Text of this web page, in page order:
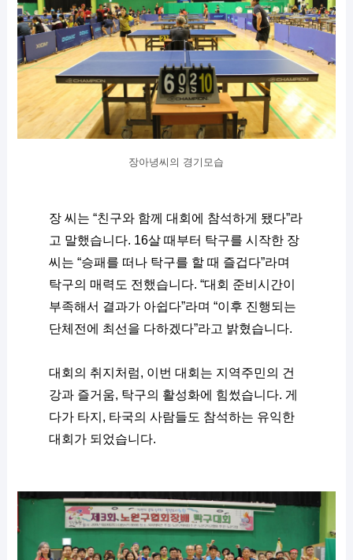
장아녕씨의 경기모습
장 씨는 “친구와 함께 대회에 참석하게 됐다”라
고 말했습니다. 16살 때부터 탁구를 시작한 장
씨는 “승패를 떠나 탁구를 할 때 즐겁다”라며
탁구의 매력도 전했습니다. “대회 준비시간이
부족해서 결과가 아쉽다”라며 “이후 진행되는
단체전에 최선을 다하겠다”라고 밝혔습니다.
대회의 취지처럼, 이번 대회는 지역주민의 건
강과 즐거움, 탁구의 활성화에 힘썼습니다. 게
다가 타지, 타국의 사람들도 참석하는 유익한
대회가 되었습니다.